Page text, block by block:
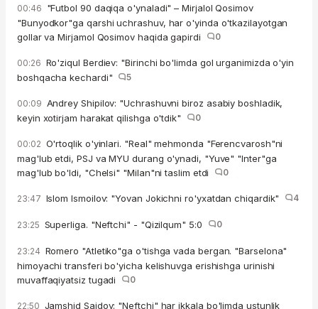
00:46 "Futbol 90 daqiqa o'ynaladi" – Mirjalol Qosimov
"Bunyodkor"ga qarshi uchrashuv, har o'yinda o'tkazilayotgan
gollar va Mirjamol Qosimov haqida gapirdi
0
00:26 Ro'ziqul Berdiev: "Birinchi bo'limda gol urganimizda o'yin
boshqacha kechardi"
5
00:09 Andrey Shipilov: "Uchrashuvni biroz asabiy boshladik,
keyin xotirjam harakat qilishga o'tdik"
0
00:02 O'rtoqlik o'yinlari. "Real" mehmonda "Ferencvarosh"ni
mag'lub etdi, PSJ va MYU durang o'ynadi, "Yuve" "Inter"ga
mag'lub bo'ldi, "Chelsi" "Milan"ni taslim etdi
0
23:47 Islom Ismoilov: "Yovan Jokichni ro'yxatdan chiqardik" 4
23:25 Superliga. "Neftchi" - "Qizilqum" 5:0 0
23:24 Romero "Atletiko"ga o'tishga vada bergan. "Barselona"
himoyachi transferi bo'yicha kelishuvga erishishga urinishi
muvaffaqiyatsiz tugadi
0
22:50 Jamshid Saidov: "Neftchi" har ikkala bo'limda ustunlik